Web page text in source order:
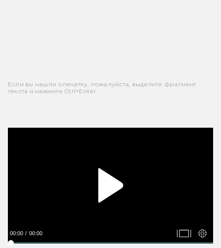
Если вы нашли опечатку, пожалуйста, выделите фрагмент
текста и нажмите Ctrl+Enter.
00:00 00:00